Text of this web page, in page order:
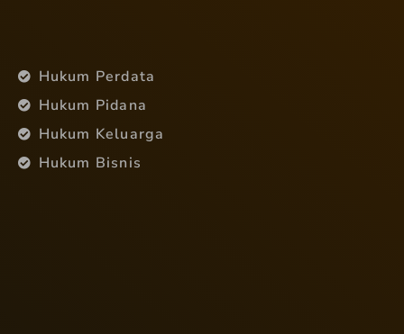
Hukum Perdata
Hukum Pidana
Hukum Keluarga
Hukum Bisnis